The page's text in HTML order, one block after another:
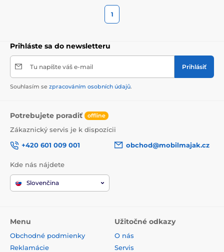
1
Prihláste sa do newsletteru
Tu napíšte váš e-mail Prihlásiť
Souhlasím se zpracováním osobních údajů.
Potrebujete poradiť offline
Zákaznický servis je k dispozícii
+420 601 009 001
obchod@mobilmajak.cz
Kde nás nájdete
Slovenčina
Menu
Obchodné podmienky
Reklamácie
Užitočné odkazy
O nás
Servis